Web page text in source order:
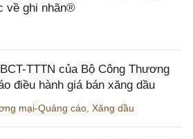
về ghi nhãn®
TTTN của Bộ Công Thương
điều hành giá bán xăng dầu
mại-Quảng cáo Xăng dầu